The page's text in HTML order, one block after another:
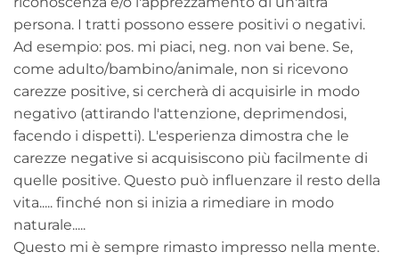
persona. I tratti possono essere positivi o negativi.
Ad esempio: pos. mi piaci, neg. non vai bene. Se,
come adulto/bambino/animale, non si ricevono
carezze positive, si cercherà di acquisirle in modo
negativo (attirando l'attenzione, deprimendosi,
facendo i dispetti). L'esperienza dimostra che le
carezze negative si acquisiscono più facilmente di
quelle positive. Questo può influenzare il resto della
vita..... finché non si inizia a rimediare in modo
naturale.....
Questo mi è sempre rimasto impresso nella mente.